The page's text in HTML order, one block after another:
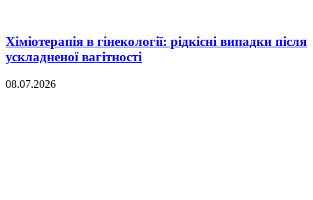
Хіміотерапія в гінекології: рідкісні випадки після
ускладненої вагітності
08.07.2026